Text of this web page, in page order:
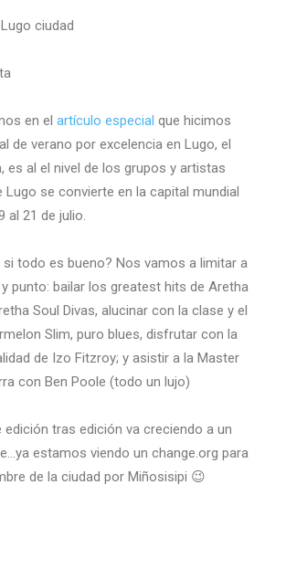
ciudad
en el artículo especial que hicimos
de verano por excelencia en Lugo, el
es al el nivel de los grupos y artistas
Lugo se convierte en la capital mundial
al 21 de julio.
si todo es bueno? Nos vamos a limitar a
punto: bailar los greatest hits de Aretha
Soul Divas, alucinar con la clase y el
Slim, puro blues, disfrutar con la
de Izo Fitzroy; y asistir a la Master
con Ben Poole (todo un lujo)
edición tras edición va creciendo a un
estamos viendo un change.org para
de la ciudad por Miñosisipi 😉